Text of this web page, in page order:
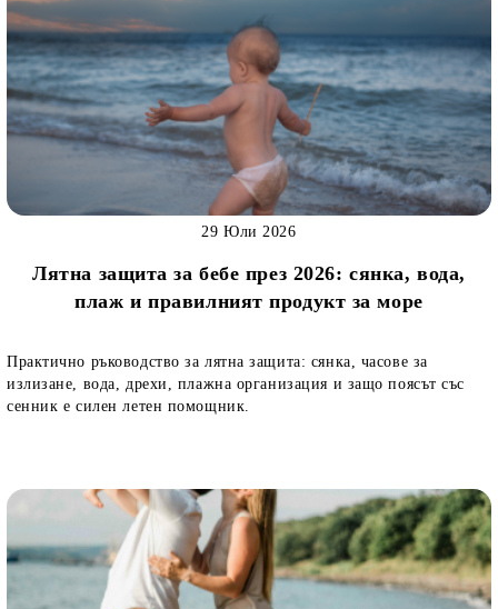
Лятна защита за бебе през 2026: сянка, вода,
плаж и правилният продукт за море
29 Юли 2026
Практично ръководство за лятна защита: сянка, часове за
излизане, вода, дрехи, плажна организация и защо поясът със
сенник е силен летен помощник.